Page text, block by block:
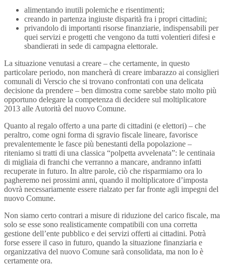
alimentando inutili polemiche e risentimenti;
creando in partenza ingiuste disparità fra i propri cittadini;
privandolo di importanti risorse finanziarie, indispensabili per
quei servizi e progetti che vengono da tutti volentieri difesi e
sbandierati in sede di campagna elettorale.
La situazione venutasi a creare – che certamente, in questo
particolare periodo, non mancherà di creare imbarazzo ai consiglieri
comunali di Verscio che si trovano confrontati con una delicata
decisione da prendere – ben dimostra come sarebbe stato molto più
opportuno delegare la competenza di decidere sul moltiplicatore
2013 alle Autorità del nuovo Comune.
Quanto al regalo offerto a una parte di cittadini (e elettori) – che
peraltro, come ogni forma di sgravio fiscale lineare, favorisce
prevalentemente le fasce più benestanti della popolazione –
riteniamo si tratti di una classica “polpetta avvelenata”: le centinaia
di migliaia di franchi che verranno a mancare, andranno infatti
recuperate in futuro. In altre parole, ciò che risparmiamo ora lo
pagheremo nei prossimi anni, quando il moltiplicatore d’imposta
dovrà necessariamente essere rialzato per far fronte agli impegni del
nuovo Comune.
Non siamo certo contrari a misure di riduzione del carico fiscale, ma
solo se esse sono realisticamente compatibili con una corretta
gestione dell’ente pubblico e dei servizi offerti ai cittadini. Potrà
forse essere il caso in futuro, quando la situazione finanziaria e
organizzativa del nuovo Comune sarà consolidata, ma non lo è
certamente ora.